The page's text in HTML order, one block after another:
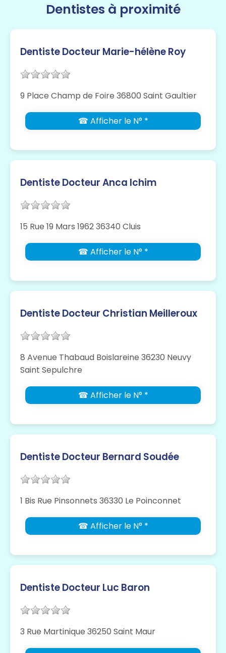
Dentistes à proximité
Dentiste Docteur Marie-hélène Roy
9 Place Champ de Foire 36800 Saint Gaultier
☎ Afficher le N° *
Dentiste Docteur Anca Ichim
15 Rue 19 Mars 1962 36340 Cluis
☎ Afficher le N° *
Dentiste Docteur Christian Meilleroux
8 Avenue Thabaud Boislareine 36230 Neuvy
Saint Sepulchre
☎ Afficher le N° *
Dentiste Docteur Bernard Soudée
1 Bis Rue Pinsonnets 36330 Le Poinconnet
☎ Afficher le N° *
Dentiste Docteur Luc Baron
3 Rue Martinique 36250 Saint Maur